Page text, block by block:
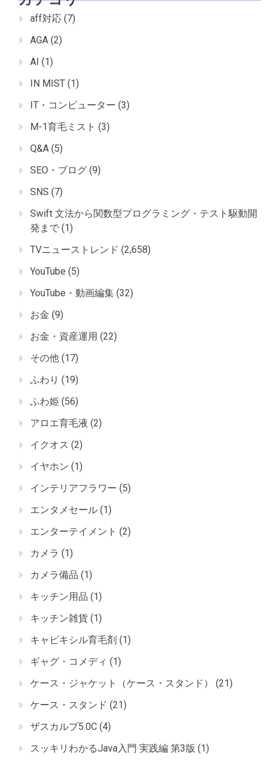
aff対応 (7)
AGA (2)
AI (1)
IN MIST (1)
IT・コンピューター (3)
M-1育毛ミスト (3)
Q&A (5)
SEO・ブログ (9)
SNS (7)
Swift 文法から関数型プログラミング・テスト駆動開
発まで (1)
TVニューストレンド (2,658)
YouTube (5)
YouTube・動画編集 (32)
お金 (9)
お金・資産運用 (22)
その他 (17)
ふわり (19)
ふわ姫 (56)
アロエ育毛液 (2)
イクオス (2)
イヤホン (1)
インテリアフラワー (5)
エンタメセール (1)
エンターテイメント (2)
カメラ (1)
カメラ備品 (1)
キッチン用品 (1)
キッチン雑貨 (1)
キャピキシル育毛剤 (1)
ギャグ・コメディ (1)
ケース・ジャケット（ケース・スタンド）
(21)
ケース・スタンド (21)
ザスカルプ5.0C (4)
スッキリわかるJava入門 実践編 第3版 (1)